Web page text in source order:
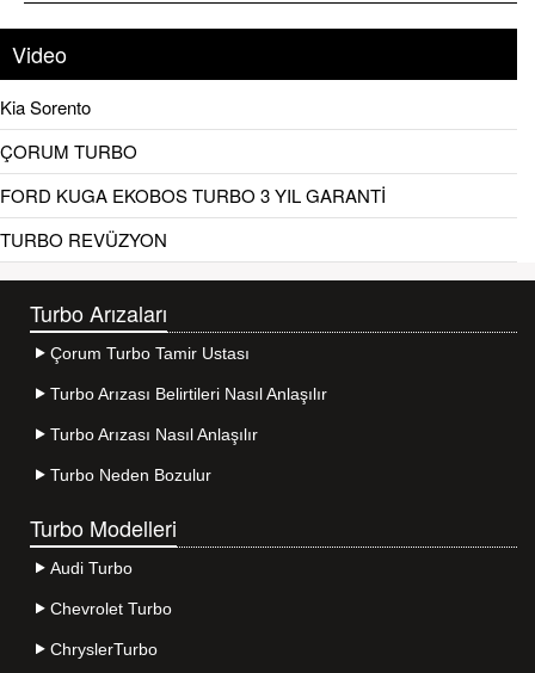
Video
Kia Sorento
ÇORUM TURBO
FORD KUGA EKOBOS TURBO 3 YIL GARANTİ
TURBO REVÜZYON
Turbo Arızaları
Çorum Turbo Tamir Ustası
Turbo Arızası Belirtileri Nasıl Anlaşılır
Turbo Arızası Nasıl Anlaşılır
Turbo Neden Bozulur
Turbo Modelleri
Audi Turbo
Chevrolet Turbo
ChryslerTurbo